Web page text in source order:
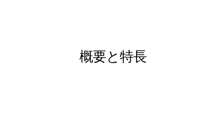
概要と特長